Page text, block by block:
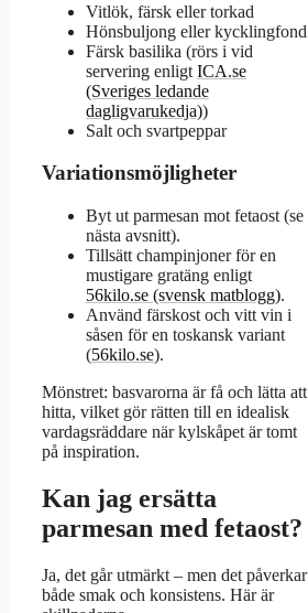
Vitlök, färsk eller torkad
Hönsbuljong eller kycklingfond
Färsk basilika (rörs i vid
servering enligt ICA.se
(Sveriges ledande
dagligvarukedja))
Salt och svartpeppar
Variationsmöjligheter
Byt ut parmesan mot fetaost (se
nästa avsnitt).
Tillsätt champinjoner för en
mustigare gratäng enligt
56kilo.se (svensk matblogg).
Använd färskost och vitt vin i
såsen för en toskansk variant
(56kilo.se).
Mönstret: basvarorna är få och lätta att
hitta, vilket gör rätten till en idealisk
vardagsräddare när kylskåpet är tomt
på inspiration.
Kan jag ersätta
parmesan med fetaost?
Ja, det går utmärkt – men det påverkar
både smak och konsistens. Här är